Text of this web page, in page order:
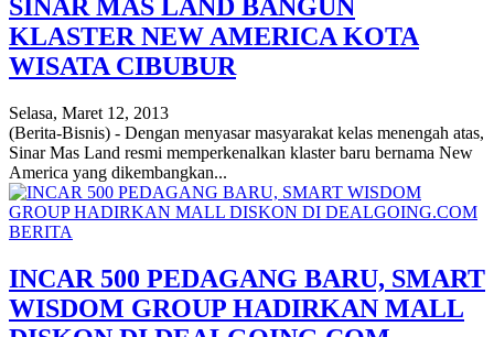
SINAR MAS LAND BANGUN
KLASTER NEW AMERICA KOTA
WISATA CIBUBUR
Selasa, Maret 12, 2013
(Berita-Bisnis) - Dengan menyasar masyarakat kelas menengah atas,
Sinar Mas Land resmi memperkenalkan klaster baru bernama New
America yang dikembangkan...
BERITA
INCAR 500 PEDAGANG BARU, SMART
WISDOM GROUP HADIRKAN MALL